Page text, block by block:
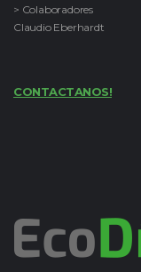
> Colaboradores
Claudio Eberhardt
CONTACTANOS!